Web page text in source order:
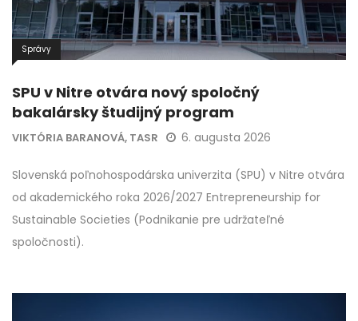
Správy
SPU v Nitre otvára nový spoločný
bakalársky študijný program
VIKTÓRIA BARANOVÁ, TASR 6. augusta 2026
Slovenská poľnohospodárska univerzita (SPU) v Nitre otvára
od akademického roka 2026/2027 Entrepreneurship for
Sustainable Societies (Podnikanie pre udržateľné
spoločnosti).